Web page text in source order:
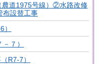
道1975号線）②水路改修
布設替工事
７）
R7-7）